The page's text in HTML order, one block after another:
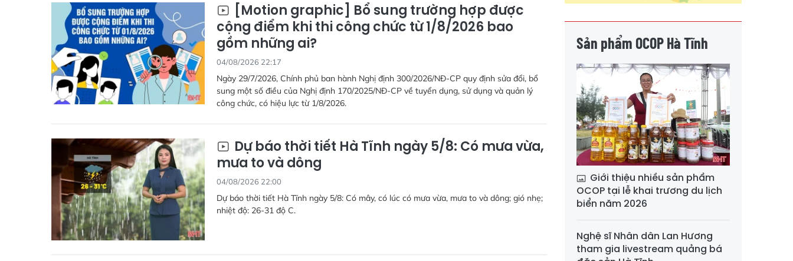
[Motion graphic] Bổ sung trường hợp được
cộng điểm khi thi công chức từ 1/8/2026 bao
gồm những ai?
04/08/2026 22:17
Ngày 29/7/2026, Chính phủ ban hành Nghị định 300/2026/NĐ-CP quy định sửa đổi, bổ
sung một số điều của Nghị định 170/2025/NĐ-CP về tuyển dụng, sử dụng và quản lý
công chức, có hiệu lực từ 1/8/2026.
Dự báo thời tiết Hà Tĩnh ngày 5/8: Có mưa vừa,
mưa to và dông
04/08/2026 22:00
Dự báo thời tiết Hà Tĩnh ngày 5/8: Có mây, có lúc có mưa vừa, mưa to và dông; gió nhẹ;
nhiệt độ: 26-31 độ C.
Sản phẩm OCOP Hà Tĩnh
Giới thiệu nhiều sản phẩm
OCOP tại lễ khai trương du lịch
biển năm 2026
Nghệ sĩ Nhân dân Lan Hương
tham gia livestream quảng bá